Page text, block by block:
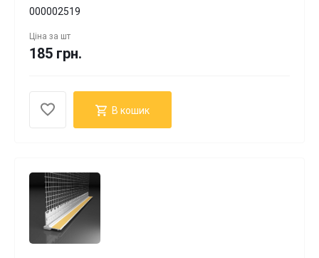
000002519
Ціна за шт
185 грн.
В кошик